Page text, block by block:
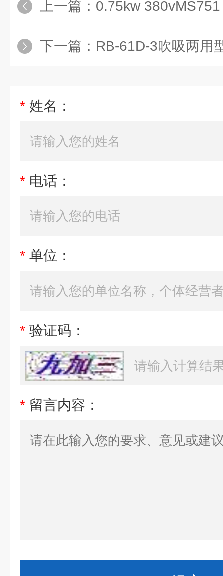
上一篇： 0.75kw 380vMS751
下一篇： RB-61D-3吹吸两用型配套
* 姓名：
* 电话：
* 单位：
* 验证码：
* 留言内容：